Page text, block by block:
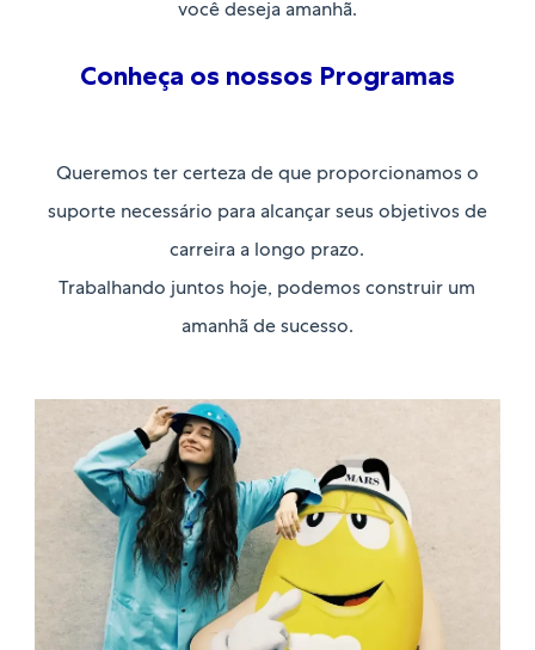
você deseja amanhã.
Conheça os nossos Programas
Queremos ter certeza de que proporcionamos o
suporte necessário para alcançar seus objetivos de
carreira a longo prazo.
​​​​​​​Trabalhando juntos hoje, podemos construir um
amanhã de sucesso.